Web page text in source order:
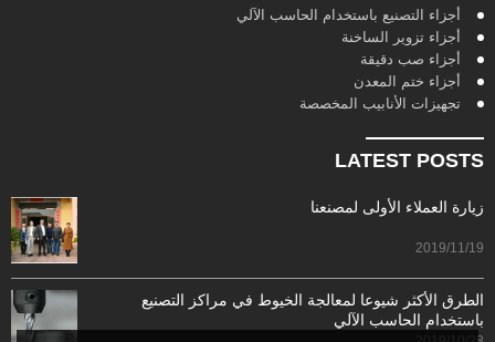
أجزاء التصنيع باستخدام الحاسب الآلي
أجزاء تزوير الساخنة
أجزاء صب دقيقة
أجزاء ختم المعدن
تجهيزات الأنابيب المخصصة
LATEST POSTS
زيارة العملاء الأولى لمصنعنا
2019/11/19
الطرق الأكثر شيوعا لمعالجة الخيوط في مراكز التصنيع
باستخدام الحاسب الآلي